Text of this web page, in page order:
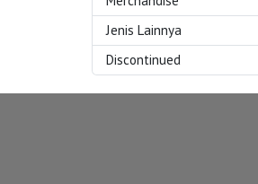
Jenis Lainnya
Discontinued